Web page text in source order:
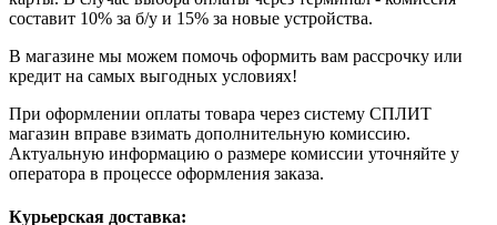
составит 10% за б/у и 15% за новые устройства.
В магазине мы можем помочь оформить вам рассрочку или
кредит на самых выгодных условиях!
При оформлении оплаты товара через систему СПЛИТ
магазин вправе взимать дополнительную комиссию.
Актуальную информацию о размере комиссии уточняйте у
оператора в процессе оформления заказа.
Курьерская доставка: